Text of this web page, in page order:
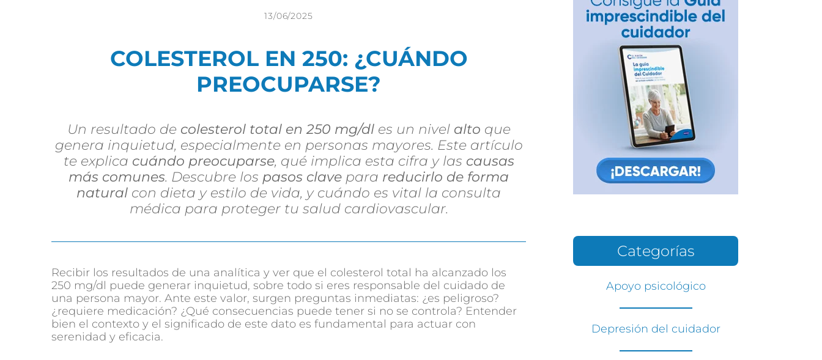
13/06/2025
COLESTEROL EN 250: ¿CUÁNDO
PREOCUPARSE?
Un resultado de colesterol total en 250 mg/dles un nivel alto que
genera inquietud, especialmente en personas mayores. Este artículo
te explica cuándo preocuparse, qué implica esta cifra y las causas
más comunes. Descubre los pasos clave para reducirlo de forma
natural con dieta y estilo de vida, y cuándo es vital la consulta
médica para proteger tu salud cardiovascular.
Recibir los resultados de una analítica y ver que el colesterol total ha alcanzado los
250 mg/dl puede generar inquietud, sobre todo si eres responsable del cuidado de
una persona mayor. Ante este valor, surgen preguntas inmediatas: ¿es peligroso?
¿requiere medicación? ¿Qué consecuencias puede tener si no se controla? Entender
bien el contexto y el significado de este dato es fundamental para actuar con
serenidad y eficacia.
Categorías
Apoyo psicológico
Depresión del cuidador